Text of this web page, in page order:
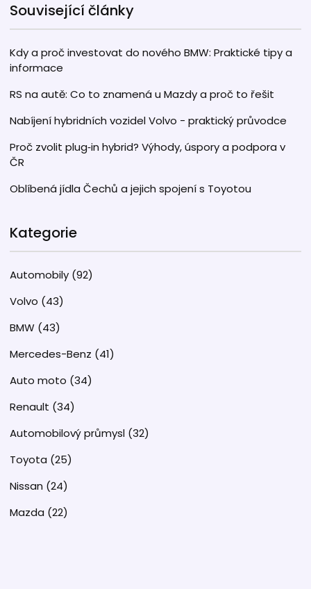
Související články
Kdy a proč investovat do nového BMW: Praktické tipy a
informace
RS na autě: Co to znamená u Mazdy a proč to řešit
Nabíjení hybridních vozidel Volvo - praktický průvodce
Proč zvolit plug‑in hybrid? Výhody, úspory a podpora v
ČR
Oblíbená jídla Čechů a jejich spojení s Toyotou
Kategorie
Automobily (92)
Volvo (43)
BMW (43)
Mercedes-Benz (41)
Auto moto (34)
Renault (34)
Automobilový průmysl (32)
Toyota (25)
Nissan (24)
Mazda (22)